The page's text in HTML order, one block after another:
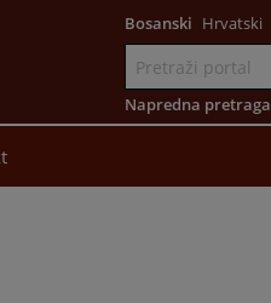
Bosanski Hrvatski
Napredna pretraga